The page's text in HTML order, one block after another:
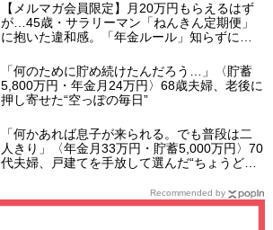
【メルマガ会員限定】月20万円もらえるはず
が…45歳・サラリーマン「ねんきん定期便」
に抱いた違和感。「年金ルール」知らずにそ
額に唖然「何かの間違いでは？」
「何のために貯め続けたんだろう…」〈貯蓄
5,800万円・年金月24万円〉68歳夫婦、老後に
押し寄せた“空っぽの毎日”
「何かあれば息子が来られる。でも普段は二
人きり」〈年金月33万円・貯蓄5,000万円〉70
代夫婦、戸建てを手放して選んだ“ちょうどい
Recommended by